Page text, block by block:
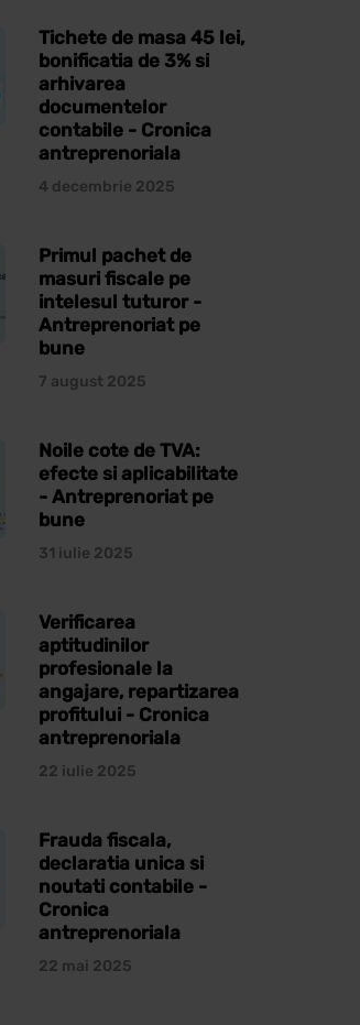
Tichete de masa 45 lei,
bonificatia de 3% si
arhivarea
documentelor
contabile - Cronica
antreprenoriala
4 decembrie 2025
Primul pachet de
masuri fiscale pe
intelesul tuturor -
Antreprenoriat pe
bune
7 august 2025
Noile cote de TVA:
efecte si aplicabilitate
- Antreprenoriat pe
bune
31 iulie 2025
Verificarea
aptitudinilor
profesionale la
angajare, repartizarea
profitului - Cronica
antreprenoriala
22 iulie 2025
Frauda fiscala,
declaratia unica si
noutati contabile -
Cronica
antreprenoriala
22 mai 2025